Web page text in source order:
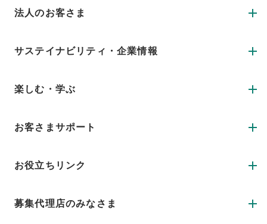
法人のお客さま
サステイナビリティ・企業情報
楽しむ・学ぶ
お客さまサポート
お役立ちリンク
募集代理店のみなさま